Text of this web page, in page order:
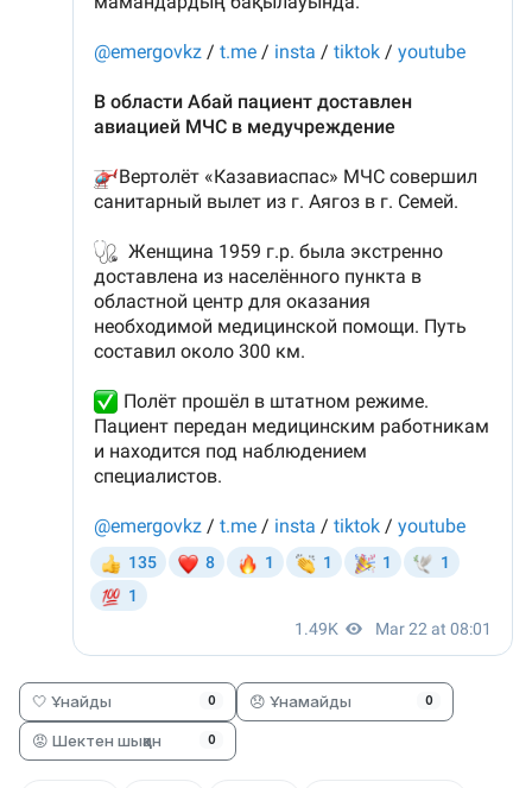
🤍 Ұнайды 0 😞 Ұнамайды 0
😡 Шектен шыққан 0